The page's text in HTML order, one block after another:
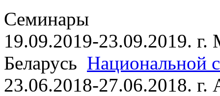
Семинары
19.09.2019-23.09.2019. г.
Беларусь Национальной
23.06.2018-27.06.2018.